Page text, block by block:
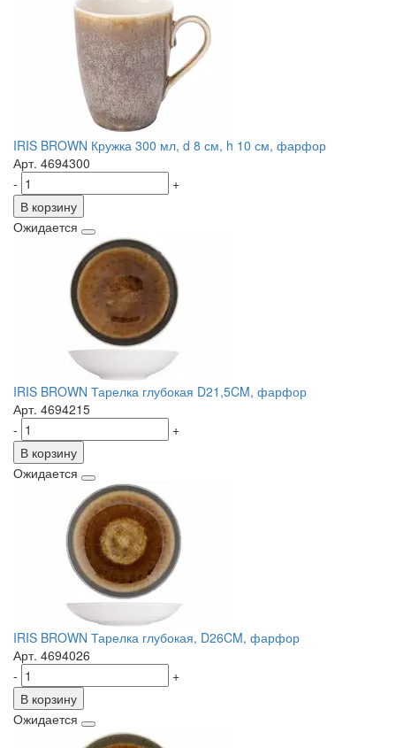
IRIS BROWN Кружка 300 мл, d 8 см, h 10 см, фарфор
Арт. 4694300
-
+
В корзину
Ожидается
IRIS BROWN Тарелка глубокая D21,5CM, фарфор
Арт. 4694215
-
+
В корзину
Ожидается
IRIS BROWN Тарелка глубокая, D26CM, фарфор
Арт. 4694026
-
+
В корзину
Ожидается